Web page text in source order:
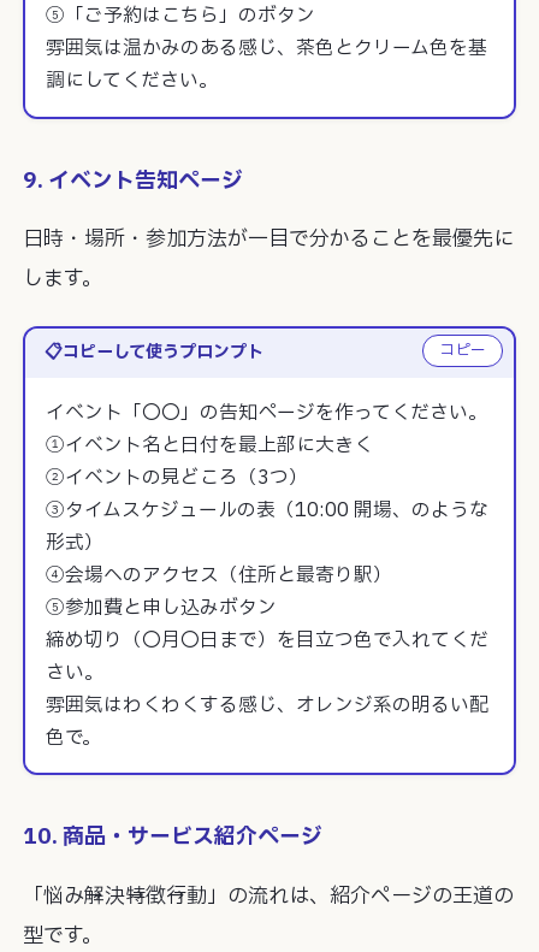
⑤「ご予約はこちら」のボタン
雰囲気は温かみのある感じ、茶色とクリーム色を基
調にしてください。
9. イベント告知ページ
日時・場所・参加方法が一目で分かることを最優先に
します。
コピーして使うプロンプト
イベント「〇〇」の告知ページを作ってください。
①イベント名と日付を最上部に大きく
②イベントの見どころ（3つ）
③タイムスケジュールの表（10:00 開場、のような
形式）
④会場へのアクセス（住所と最寄り駅）
⑤参加費と申し込みボタン
締め切り（〇月〇日まで）を目立つ色で入れてくだ
さい。
雰囲気はわくわくする感じ、オレンジ系の明るい配
色で。
コピー
10. 商品・サービス紹介ページ
「悩み→解決→特徴→行動」の流れは、紹介ページの王道の
型です。